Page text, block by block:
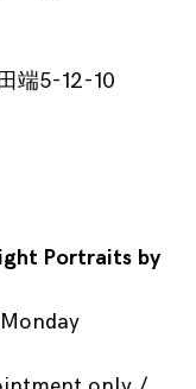
端5-12-10
Portraits by